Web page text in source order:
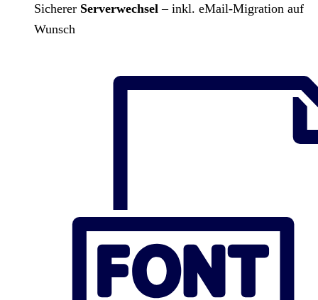
Sicherer Serverwechsel – inkl. eMail-Migration auf
Wunsch